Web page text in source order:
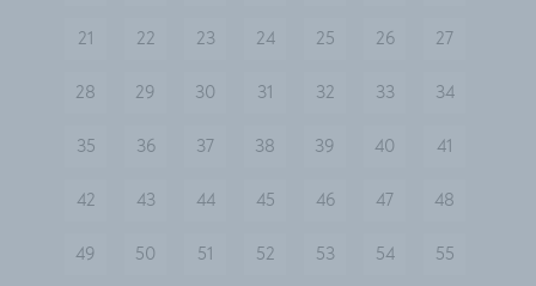
21 22 23 24 25 26 27
28 29 30 31 32 33 34
35 36 37 38 39 40 41
42 43 44 45 46 47 48
49 50 51 52 53 54 55